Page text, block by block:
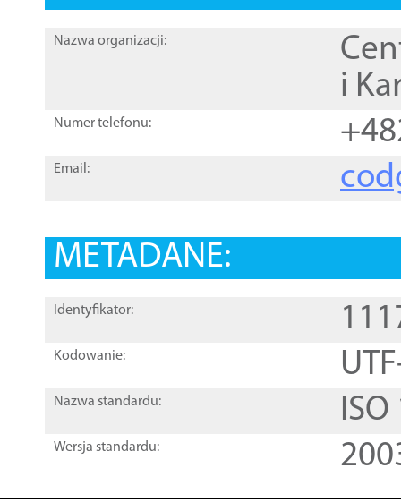
Nazwa organizacji:
i
Numer telefonu:
Email:
METADANE:
Identyfikator:
Kodowanie:
Nazwa standardu:
Wersja standardu: